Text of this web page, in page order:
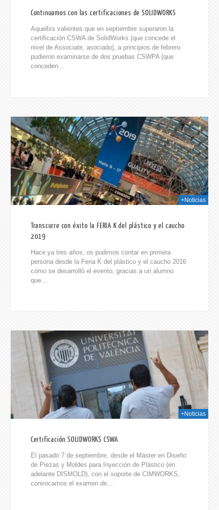
Continuamos con las certificaciones de SOLIDWORKS
Aquellxs valientes que en septiembre superaron la
certificación CSWA de SolidWorks (que concede el
nivel de Associate, asociado), a principios de febrero
pudieron examinarse de dos pruebas CSWPA (que
conceden...
+Noticias
Transcurre con éxito la FERIA K del plástico y el caucho
2019
Hace ya tres años, os pudimos contar en primera
persona desde la Feria K del plástico y el caucho 2016
cómo se desarrolló el evento, gracias a un alumno
que...
+Noticias
Certificación SOLIDWORKS CSWA
El pasado 7 de septiembre, desde el Máster en Diseño
de Piezas y Moldes para Inyección de Plástico (en
adelante DISMOLD), con el soporte de CIMWORKS,
convocamos el examen de...